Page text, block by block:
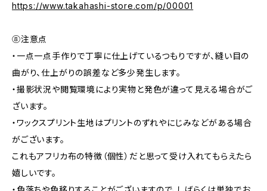
https://www.takahashi-store.com/p/00001
⑧注意点
・一点一点手作りで丁寧に仕上げているつもりですが、縫い目の
曲がり、仕上がりの誤差など多少発生します。
・撮影状況や閲覧環境により実物と発色が違って見える場合がご
ざいます。
・ワックスプリント生地はプリントのずれやにじみなどがある場合
がございます。
これもアフリカ布の特徴（個性）だと思って受け入れてもらえたら
嬉しいです。